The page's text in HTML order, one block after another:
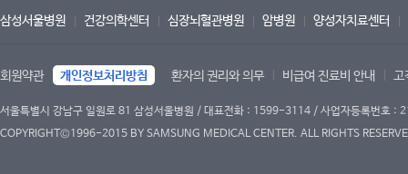
삼성서울병원 건강의학센터 심장뇌혈관병원 암병원 양성자치료센터
회원약관 개인정보처리방침 환자의 권리와 의무 비급여 진료비 안내 고
서울특별시 강남구 일원로 81 삼성서울병원 / 대표전화 : 1599-3114 / 사업자등록번호
COPYRIGHT©1996-2015 BY SAMSUNG MEDICAL CENTER. ALL RIGHTS